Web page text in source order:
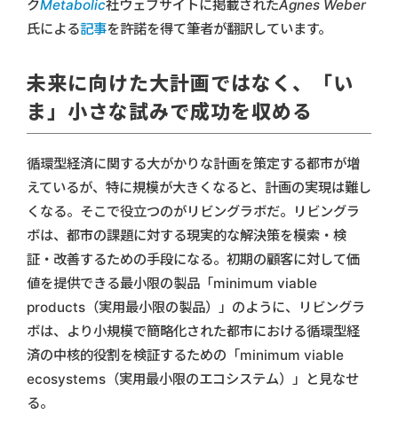
クMetabolic社ウェブサイトに掲載されたAgnes Weber
氏による記事を許諾を得て筆者が翻訳しています。
未来に向けた大計画ではなく、「い
ま」小さな試みで成功を収める
循環型経済に関する大がかりな計画を策定する都市が増
えているが、特に規模が大きくなると、計画の実現は難し
くなる。そこで役立つのがリビングラボだ。リビングラ
ボは、都市の課題に対する現実的な解決策を模索・検
証・改善するための手段になる。初期の顧客に対して価
値を提供できる最小限の製品「minimum viable
products（実用最小限の製品）」のように、リビングラ
ボは、より小規模で簡略化された都市における循環型経
済の中核的役割を検証するための「minimum viable
ecosystems（実用最小限のエコシステム）」と見なせ
る。